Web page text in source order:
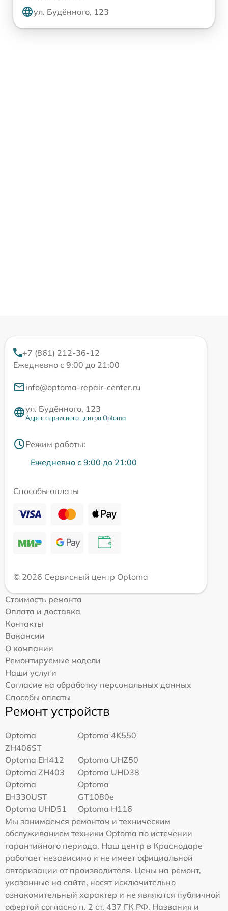
ул. Будённого, 123
+7 (861) 212-36-12
Ежедневно с 9:00 до 21:00
info@optoma-repair-center.ru
ул. Будённого, 123
Адрес сервисного центра Optoma
Режим работы:
Ежедневно с 9:00 до 21:00
Способы оплаты
© 2026 Сервисный центр Optoma
Стоимость ремонта
Оплата и доставка
Контакты
Вакансии
О компании
Ремонтируемые модели
Наши услуги
Согласие на обработку персональных данных
Способы оплаты
Ремонт устройств
Optoma
ZH406ST
Optoma 4K550
Optoma EH412
Optoma UHZ50
Optoma ZH403
Optoma UHD38
Optoma
EH330UST
Optoma
GT1080e
Optoma UHD51
Optoma H116
Мы занимаемся ремонтом и техническим
обслуживанием техники Optoma по истечении
гарантийного периода. Наш центр в Краснодаре
работает независимо и не имеет официальной
авторизации от производителя. Цены на ремонт,
указанные на сайте, носят исключительно
ознакомительный характер и не являются публичной
офертой согласно п. 2 ст. 437 ГК РФ. Названия и